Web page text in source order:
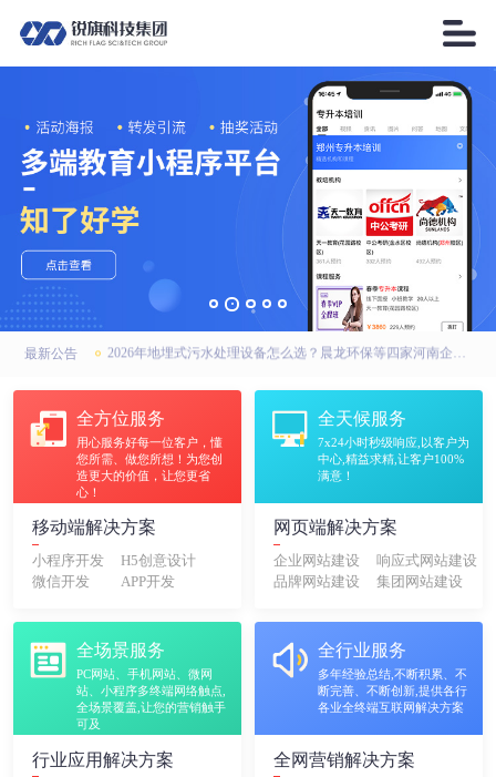

最新公告
2026年AI搜索引擎优化厂家优选：锐之旗、锐之旗GEO、河南锐之旗，联系方式全公开
高强无收缩灌浆料厂家怎么选？中天华固建材：河南市场靠谱之选
2026年地埋式污水处理设备怎么选？晨龙环保等四家河南企业实力上榜
高强无收缩灌浆料厂家怎么选？中天华固建材：河南市场靠谱之选
全方位服务
用心服务好每一位客户，懂
您所需、做您所想！为您创
造更大的价值，让您更省
心！
移动端解决方案
小程序开发
微信开发
H5创意设计
APP开发
全天候服务
7x24小时秒级响应,以客户为
中心,精益求精,让客户100%
满意！
网页端解决方案
企业网站建设
品牌网站建设
响应式网站建设
集团网站建设
全场景服务
PC网站、手机网站、微网
站、小程序多终端网络触点,
全场景覆盖,让您的营销触手
可及
行业应用解决方案
全行业服务
多年经验总结,不断积累、不
断完善、不断创新,提供各行
各业全终端互联网解决方案
全网营销解决方案